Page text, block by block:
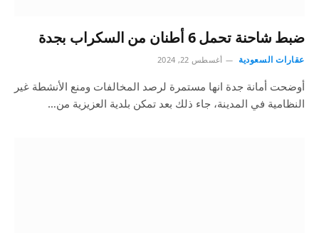
ضبط شاحنة تحمل 6 أطنان من السكراب بجدة
عقارات السعودية أغسطس 22, 2024
أوضحت أمانة جدة انها مستمرة لرصد المخالفات ومنع الأنشطة غير
النظامية في المدينة، جاء ذلك بعد تمكن بلدية العزيزية من…